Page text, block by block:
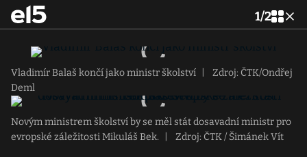
1/2
Vladimír Balaš končí jako ministr školství
Zdroj: ČTK/Ondřej
Deml
Novým ministrem školství by se měl stát dosavadní ministr pro
evropské záležitosti Mikuláš Bek.
Zdroj: ČTK / Šimánek Vít